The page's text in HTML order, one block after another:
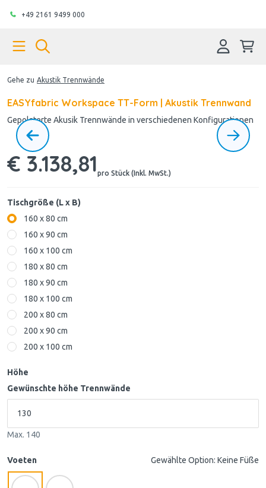
+49 2161 9499 000
Gehe zu Akustik Trennwände
EASYfabric Workspace TT-Form | Akustik Trennwand
Gepolsterte Akusik Trennwände in verschiedenen Konfigurationen
€ 3.138,81pro Stück (Inkl. MwSt.)
Tischgröße (L x B)
160 x 80 cm
160 x 90 cm
160 x 100 cm
180 x 80 cm
180 x 90 cm
180 x 100 cm
200 x 80 cm
200 x 90 cm
200 x 100 cm
Höhe
Gewünschte höhe Trennwände
Max. 140
Voeten Gewählte Option: Keine Füße